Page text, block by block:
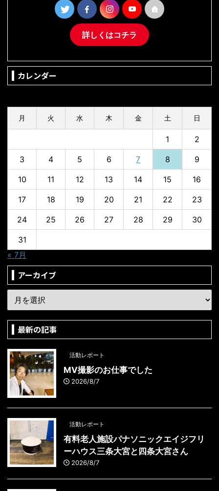
詳しくはコチラ
カレンダー
月 火 水 木 金 土 日
1 2
3 4 5 6 7 8 9
10 11 12 13 14 15 16
17 18 19 20 21 22 23
24 25 26 27 28 29 30
31
« 7月
アーカイブ
最新の記事
活動レポート
MV撮影のお仕事でした
2026/8/7
活動レポート
有料老人施設パナソニックエイジフリ
ーハウス三条大宮と四条大宮さん
2026/8/7